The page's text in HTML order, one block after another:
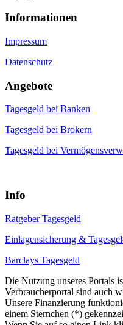
Informa­tionen
Impressum
Datenschutz
Angebote
Tagesgeld bei Banken
Tagesgeld bei Brokern
Tagesgeld bei
Info
Ratgeber Tagesgeld
Einlagensicherung &
Barclays Tagesgeld
Die Nutzung unseres Portals
Verbraucherportal sind auch
Unsere Finanzierung
einem Sternchen (*)